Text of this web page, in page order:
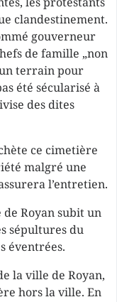
clandestinement.
gouverneur
de famille „non
terrain pour
été sécularisé à
des dites
ce cimetière
malgré une
l’entretien.
Royan subit un
sépultures du
éventrées.
la ville de Royan,
hors la ville. En